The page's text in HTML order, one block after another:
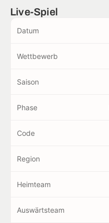
Live-Spiel
Datum
Wettbewerb
Saison
Phase
Code
Region
Heimteam
Auswärtsteam